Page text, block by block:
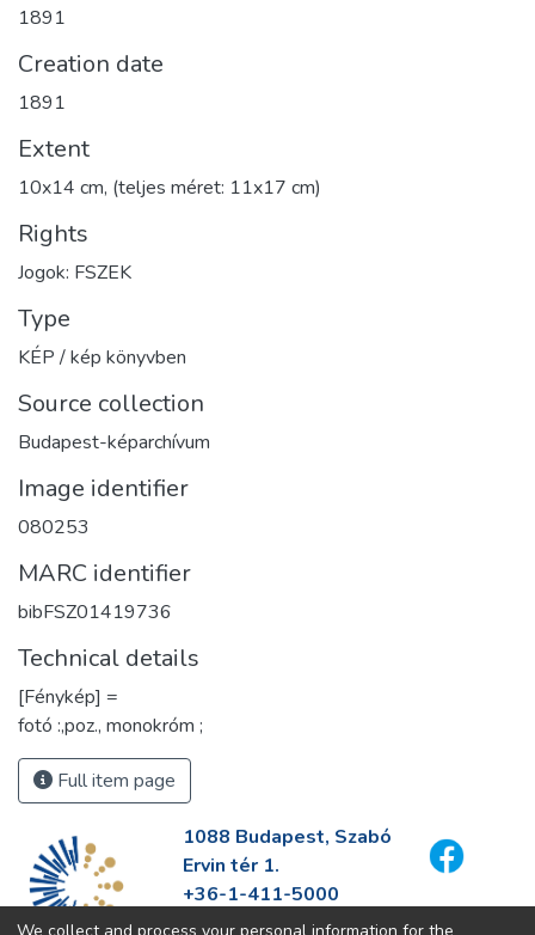
1891
Creation date
1891
Extent
10x14 cm, (teljes méret: 11x17 cm)
Rights
Jogok: FSZEK
Type
KÉP / kép könyvben
Source collection
Budapest-képarchívum
Image identifier
080253
MARC identifier
bibFSZ01419736
Technical details
[Fénykép] =
fotó :,poz., monokróm ;
Full item page
1088 Budapest, Szabó
Ervin tér 1.
+36-1-411-5000
info@fszek.hu